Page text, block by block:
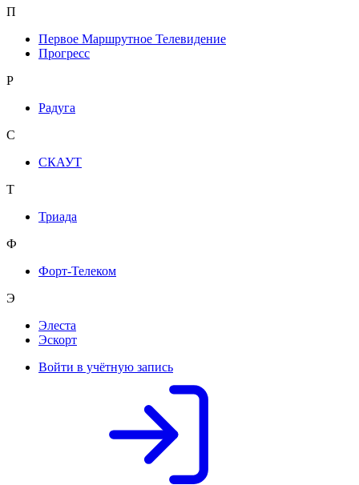
П
Первое Маршрутное Телевидение
Прогресс
Р
Радуга
С
СКАУТ
Т
Триада
Ф
Форт-Телеком
Э
Элеста
Эскорт
Войти в учётную запись